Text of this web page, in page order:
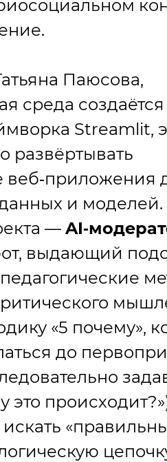
Паюсова,
среда
Streamlit,
развёртывать
веб‑приложения
и моделей.
—
выдающий
«5 почему»,
до
это
«